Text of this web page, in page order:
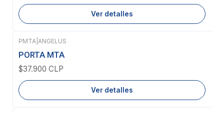
Ver detalles
Agotado
PMTA ANGELUS
PORTA MTA
$37.900 CLP
Ver detalles